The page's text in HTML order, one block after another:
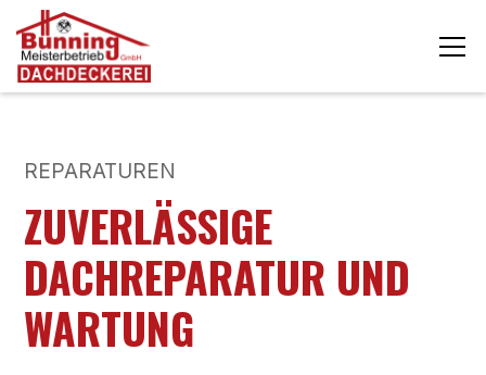
REPARATUREN
ZUVERLÄSSIGE
DACHREPARATUR UND
WARTUNG